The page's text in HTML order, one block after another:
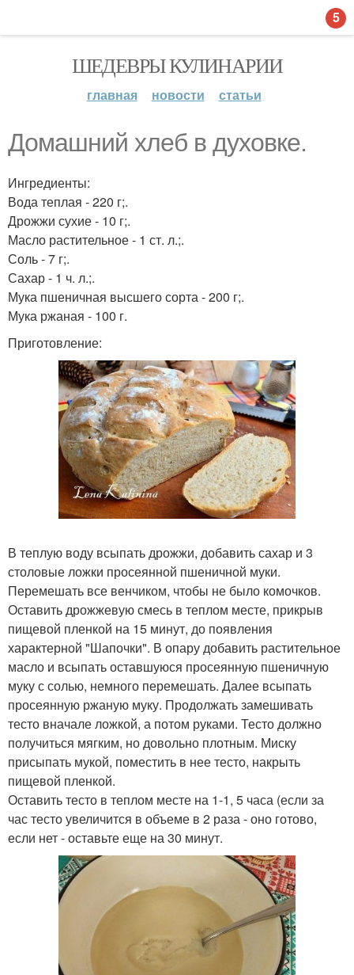
ШЕДЕВРЫ КУЛИНАРИИ
главная новости статьи
Домашний хлеб в духовке.
Ингредиенты:
Вода теплая - 220 г;.
Дрожжи сухие - 10 г;.
Масло растительное - 1 ст. л.;.
Соль - 7 г;.
Сахар - 1 ч. л.;.
Мука пшеничная высшего сорта - 200 г;.
Мука ржаная - 100 г.
Приготовление:
В теплую воду всыпать дрожжи, добавить сахар и 3
столовые ложки просеянной пшеничной муки.
Перемешать все венчиком, чтобы не было комочков.
Оставить дрожжевую смесь в теплом месте, прикрыв
пищевой пленкой на 15 минут, до появления
характерной "Шапочки". В опару добавить растительное
масло и всыпать оставшуюся просеянную пшеничную
муку с солью, немного перемешать. Далее всыпать
просеянную ржаную муку. Продолжать замешивать
тесто вначале ложкой, а потом руками. Тесто должно
получиться мягким, но довольно плотным. Миску
присыпать мукой, поместить в нее тесто, накрыть
пищевой пленкой.
Оставить тесто в теплом месте на 1-1, 5 часа (если за
час тесто увеличится в объеме в 2 раза - оно готово,
если нет - оставьте еще на 30 минут.
5